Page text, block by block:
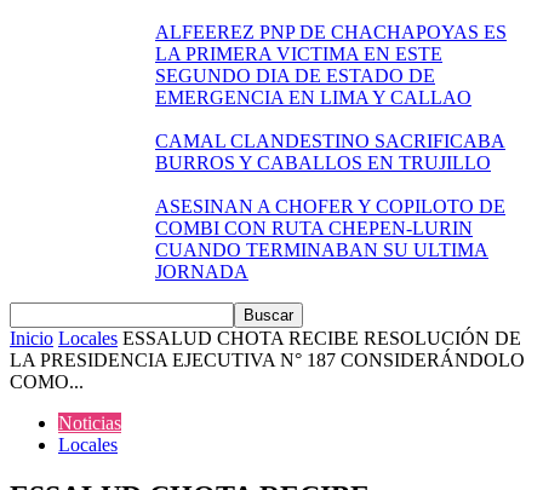
ALFEEREZ PNP DE CHACHAPOYAS ES
LA PRIMERA VICTIMA EN ESTE
SEGUNDO DIA DE ESTADO DE
EMERGENCIA EN LIMA Y CALLAO
CAMAL CLANDESTINO SACRIFICABA
BURROS Y CABALLOS EN TRUJILLO
ASESINAN A CHOFER Y COPILOTO DE
COMBI CON RUTA CHEPEN-LURIN
CUANDO TERMINABAN SU ULTIMA
JORNADA
Inicio Locales ESSALUD CHOTA RECIBE RESOLUCIÓN DE
LA PRESIDENCIA EJECUTIVA N° 187 CONSIDERÁNDOLO
COMO...
Noticias
Locales